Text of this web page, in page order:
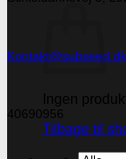
Ingen
Tilbage til
Kontakt@subseed.dk
40690956